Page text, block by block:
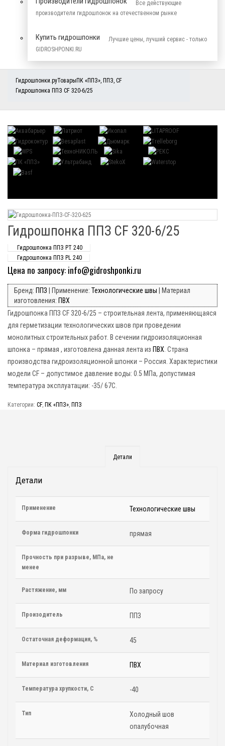
Все действующие
производители гидрошпонок на отечественном рынке
Купить гидрошпонки
Лучшие цены, лучший сервис - только
GIDROSHPONKI.RU
Гидрошпонки.руТовары ПК «ППЗ», ППЗ, CF
Гидрошпонка ППЗ CF 320-6/25
Гидрошпонка ППЗ CF 320-6/25
Гидрошпонка ППЗ PT 240
Гидрошпонка ППЗ PL 240
Цена по запросу: info@gidroshponki.ru
Бренд: ППЗ | Применение: Технологические швы | Материал
изготовления: ПВХ
Гидрошпонка ППЗ CF 320-6/25 – строительная лента, применяющаяся
для герметизации технологических швов при проведении
монолитных строительных работ. В сечении гидроизоляционная
шпонка – прямая , изготовлена данная лента из ПВХ . Страна
производства гидроизоляционной шпонки – Россия. Характеристики
модели CF – допустимое давление воды: 0.5 МПа, допустимая
температура эксплуатации: -35/ 67C.
Категории: CF, ПК «ППЗ», ППЗ
Детали
Детали
Применение Технологические швы
Форма гидрошпонки прямая
Прочность при разрыве, МПа, не
менее
Растяжение, мм По запросу
Произодитель ППЗ
Остаточная деформация, % 45
Материал изготовления ПВХ
Температура хрупкости, С -40
Тип
Холодный шов
опалубочная